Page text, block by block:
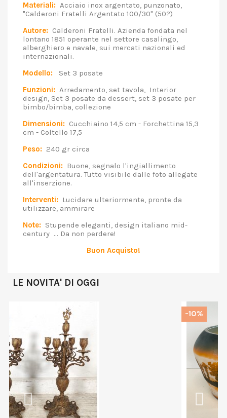
Materiali: Acciaio inox argentato, punzonato,
"Calderoni Fratelli Argentato 100/30" (50?)
Autore: Calderoni Fratelli. Azienda fondata nel
lontano 1851 operante nel settore casalingo,
alberghiero e navale, sui mercati nazionali ed
internazionali.
Modello: Set 3 posate
Funzioni: Arredamento, set tavola, Interior
design, Set 3 posate da dessert, set 3 posate per
bimbo/bimba, collezione
Dimensioni: Cucchiaino 14,5 cm - Forchettina 15,3
cm - Coltello 17,5
Peso: 240 gr circa
Condizioni: Buone, segnalo l'ingiallimento
dell'argentatura. Tutto visibile dalle foto allegate
all'inserzione.
Interventi: Lucidare ulteriormente, pronte da
utilizzare, ammirare
Note: Stupende eleganti, design italiano mid-
century ... Da non perdere!
Buon Acquisto!
LE NOVITA' DI OGGI
-10%